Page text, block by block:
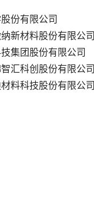
份有限公司
新材料股份有限公司
集团股份有限公司
汇科创股份有限公司
料科技股份有限公司